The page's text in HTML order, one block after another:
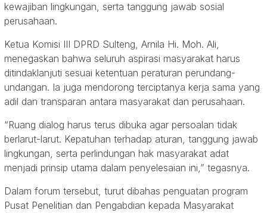
kewajiban lingkungan, serta tanggung jawab sosial
perusahaan.
Ketua Komisi III DPRD Sulteng, Arnila Hi. Moh. Ali,
menegaskan bahwa seluruh aspirasi masyarakat harus
ditindaklanjuti sesuai ketentuan peraturan perundang-
undangan. Ia juga mendorong terciptanya kerja sama yang
adil dan transparan antara masyarakat dan perusahaan.
“Ruang dialog harus terus dibuka agar persoalan tidak
berlarut-larut. Kepatuhan terhadap aturan, tanggung jawab
lingkungan, serta perlindungan hak masyarakat adat
menjadi prinsip utama dalam penyelesaian ini,” tegasnya.
Dalam forum tersebut, turut dibahas penguatan program
Pusat Penelitian dan Pengabdian kepada Masyarakat